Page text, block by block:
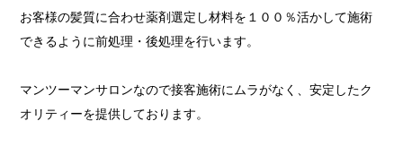
お客様の髪質に合わせ薬剤選定し材料を１００％活かして施術
できるように前処理・後処理を行います。
マンツーマンサロンなので接客施術にムラがなく、安定したク
オリティーを提供しております。